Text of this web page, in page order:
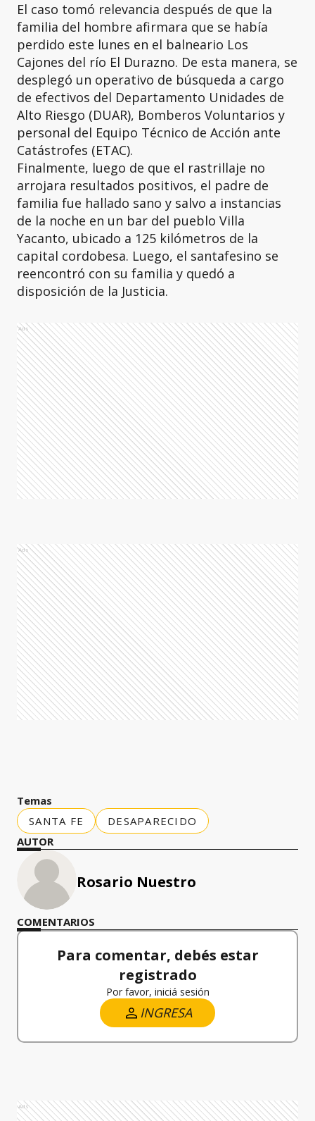
El caso tomó relevancia después de que la
familia del hombre afirmara que se había
perdido este lunes en el balneario Los
Cajones del río El Durazno. De esta manera, se
desplegó un operativo de búsqueda a cargo
de efectivos del Departamento Unidades de
Alto Riesgo (DUAR), Bomberos Voluntarios y
personal del Equipo Técnico de Acción ante
Catástrofes (ETAC).
Finalmente, luego de que el rastrillaje no
arrojara resultados positivos, el padre de
familia fue hallado sano y salvo a instancias
de la noche en un bar del pueblo Villa
Yacanto, ubicado a 125 kilómetros de la
capital cordobesa. Luego, el santafesino se
reencontró con su familia y quedó a
disposición de la Justicia.
Ads
Ads
Temas
SANTA FE
DESAPARECIDO
AUTOR
Rosario Nuestro
COMENTARIOS
Para comentar, debés estar
registrado
Por favor, iniciá sesión
INGRESA
Ads